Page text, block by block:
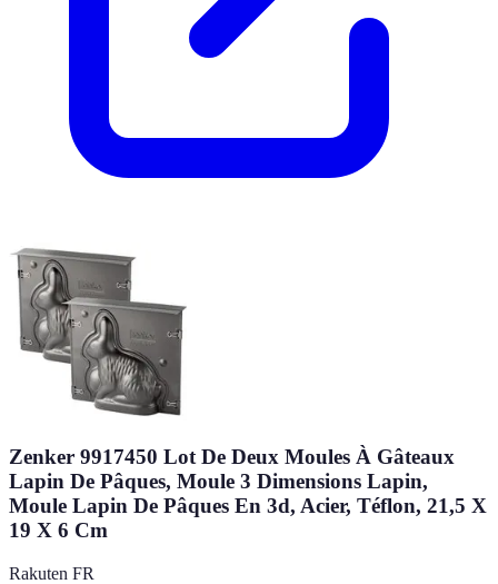
Zenker 9917450 Lot De Deux Moules À Gâteaux
Lapin De Pâques, Moule 3 Dimensions Lapin,
Moule Lapin De Pâques En 3d, Acier, Téflon, 21,5 X
19 X 6 Cm
Rakuten FR